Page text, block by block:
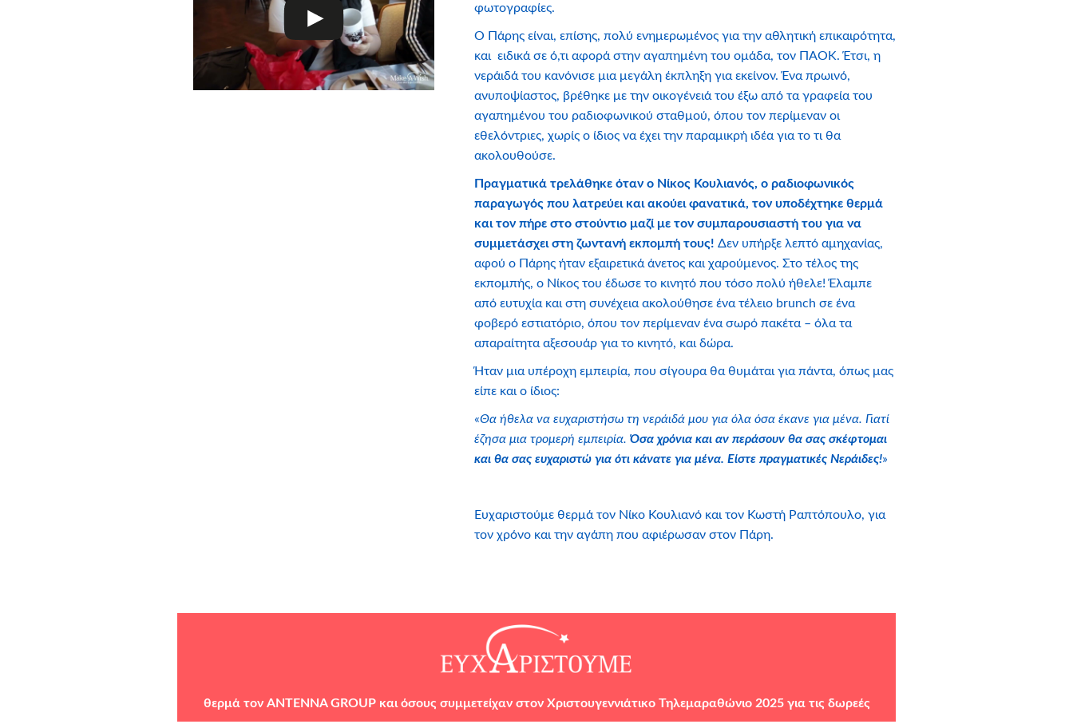
φωτογραφίες.
Ο Πάρης είναι, επίσης, πολύ ενημερωμένος για την αθλητική επικαιρότητα,
και ειδικά σε ό,τι αφορά στην αγαπημένη του ομάδα, τον ΠΑΟΚ. Έτσι, η
νεράιδά του κανόνισε μια μεγάλη έκπληξη για εκείνον. Ένα πρωινό,
ανυποψίαστος, βρέθηκε με την οικογένειά του έξω από τα γραφεία του
αγαπημένου του ραδιοφωνικού σταθμού, όπου τον περίμεναν οι
εθελόντριες, χωρίς ο ίδιος να έχει την παραμικρή ιδέα για το τι θα
ακολουθούσε.
Πραγματικά τρελάθηκε όταν ο Νίκος Κουλιανός, ο ραδιοφωνικός
παραγωγός που λατρεύει και ακούει φανατικά, τον υποδέχτηκε θερμά
και τον πήρε στο στούντιο μαζί με τον συμπαρουσιαστή του για να
συμμετάσχει στη ζωντανή εκπομπή τους! Δεν υπήρξε λεπτό αμηχανίας,
αφού ο Πάρης ήταν εξαιρετικά άνετος και χαρούμενος. Στο τέλος της
εκπομπής, ο Νίκος του έδωσε το κινητό που τόσο πολύ ήθελε! Έλαμπε
από ευτυχία και στη συνέχεια ακολούθησε ένα τέλειο brunch σε ένα
φοβερό εστιατόριο, όπου τον περίμεναν ένα σωρό πακέτα – όλα τα
απαραίτητα αξεσουάρ για το κινητό, και δώρα.
Ήταν μια υπέροχη εμπειρία, που σίγουρα θα θυμάται για πάντα, όπως μας
είπε και ο ίδιος:
«Θα ήθελα να ευχαριστήσω τη νεράιδά μου για όλα όσα έκανε για μένα. Γιατί
έζησα μια τρομερή εμπειρία. Όσα χρόνια και αν περάσουν θα σας σκέφτομαι
και θα σας ευχαριστώ για ότι κάνατε για μένα. Είστε πραγματικές Νεράιδες!»
Ευχαριστούμε θερμά τον Νίκο Κουλιανό και τον Κωστή Ραπτόπουλο, για
τον χρόνο και την αγάπη που αφιέρωσαν στον Πάρη.
θερμά τον ANTENNA GROUPκαι όσους συμμετείχαν στον Χριστουγεννιάτικο Τηλεμαραθώνιο 2025 για τις δωρεές